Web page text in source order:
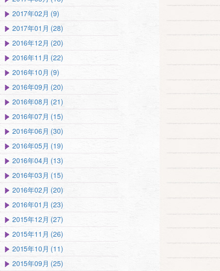
2017年02月 (9)
2017年01月 (28)
2016年12月 (20)
2016年11月 (22)
2016年10月 (9)
2016年09月 (20)
2016年08月 (21)
2016年07月 (15)
2016年06月 (30)
2016年05月 (19)
2016年04月 (13)
2016年03月 (15)
2016年02月 (20)
2016年01月 (23)
2015年12月 (27)
2015年11月 (26)
2015年10月 (11)
2015年09月 (25)